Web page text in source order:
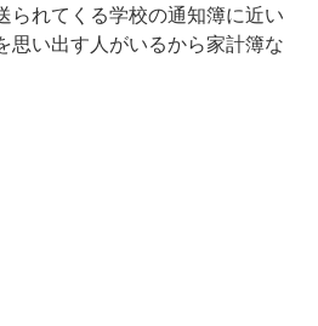
られてくる学校の通知簿に近い
思い出す人がいるから家計簿な